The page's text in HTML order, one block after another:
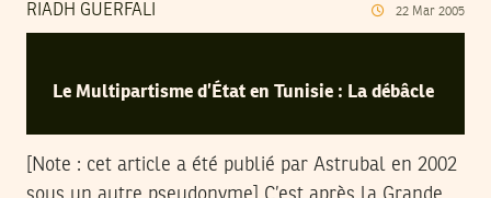
RIADH GUERFALI 22 Mar 2005
Le Multipartisme d’État en Tunisie : La débâcle
[Note : cet article a été publié par Astrubal en 2002